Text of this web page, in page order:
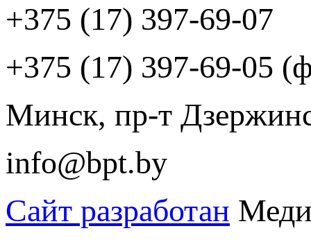
+375 (17) 397-69-07
+375 (17) 397-69-05
Минск, пр-т
info@bpt.by
Сайт разработан